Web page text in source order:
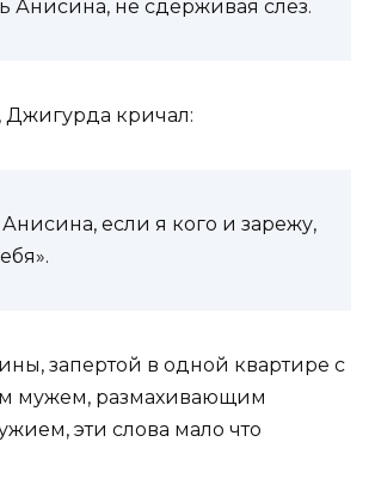
Анисина, не сдерживая слез.
Джигурда кричал:
если я кого и зарежу,
запертой в одной квартире с
мужем, размахивающим
эти слова мало что